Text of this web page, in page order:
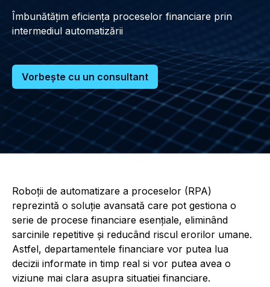
Îmbunătățim eficiența proceselor financiare prin
intermediul automatizării
Vorbește cu un consultant
Roboții de automatizare a proceselor (RPA)
reprezintă o soluție avansată care pot gestiona o
serie de procese financiare esențiale, eliminând
sarcinile repetitive și reducând riscul erorilor umane.
Astfel, departamentele financiare vor putea lua
decizii informate in timp real si vor putea avea o
viziune mai clara asupra situatiei financiare.